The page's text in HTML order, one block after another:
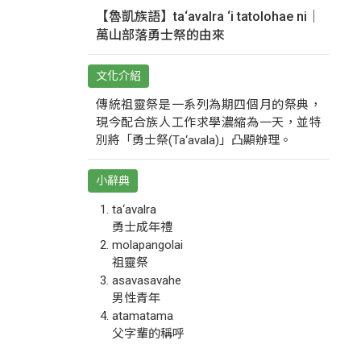
【魯凱族語】ta‘avalra ‘i tatolohae ni｜
萬山部落勇士祭的由來
文化介紹
傳統祖靈祭是一系列為期四個月的祭典，
現今配合族人工作求學濃縮為一天，並特
別將「勇士祭(Ta‘avala)」凸顯辦理。
小辭典
ta‘avalra
勇士成年禮
molapangolai
祖靈祭
asavasavahe
男性青年
atamatama
父字輩的稱呼